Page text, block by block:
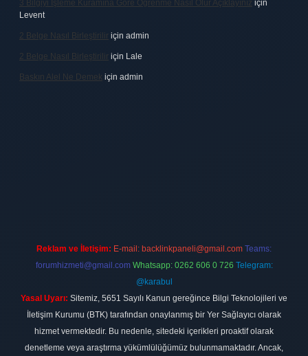
3 Bilgiyi Işleme Kuramına Göre Öğrenme Nasıl Olur Açıklayınız için
Levent
2 Belge Nasıl Birleştirilir için admin
2 Belge Nasıl Birleştirilir için Lale
Baskın Alel Ne Demek için admin
Reklam ve İletişim: E-mail: backlinkpaneli@gmail.com Teams:
forumhizmeti@gmail.com Whatsapp: 0262 606 0 726 Telegram:
@karabul
Yasal Uyarı: Sitemiz, 5651 Sayılı Kanun gereğince Bilgi Teknolojileri ve
İletişim Kurumu (BTK) tarafından onaylanmış bir Yer Sağlayıcı olarak
hizmet vermektedir. Bu nedenle, sitedeki içerikleri proaktif olarak
denetleme veya araştırma yükümlülüğümüz bulunmamaktadır. Ancak,